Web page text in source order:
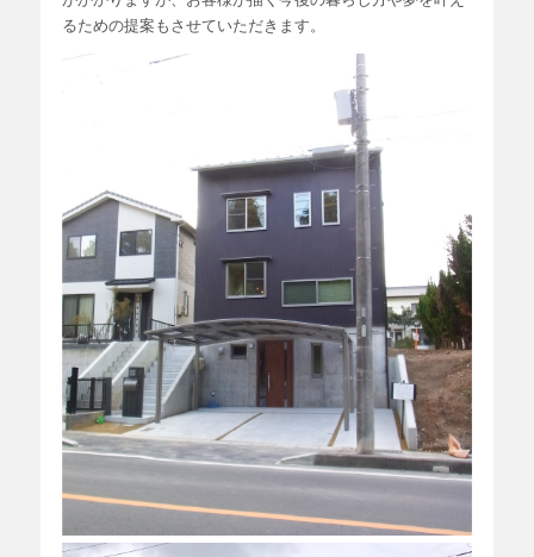
るための提案もさせていただきます。